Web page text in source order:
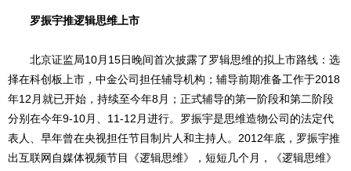
罗振宇推逻辑思维上市
北京证监局10月15日晚间首次披露了罗辑思维的拟上市路线：选
择在科创板上市，中金公司担任辅导机构；辅导前期准备工作于2018
年12月就已开始，持续至今年8月；正式辅导的第一阶段和第二阶段
分别在今年9-10月、11-12月进行。罗振宇是思维造物公司的法定代
表人、早年曾在央视担任节目制片人和主持人。2012年底，罗振宇推
出互联网自媒体视频节目《逻辑思维》，短短几个月，《逻辑思维》